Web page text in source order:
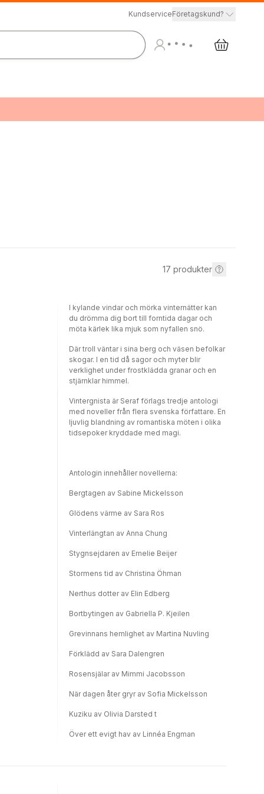
KundserviceFöretagskund?
17 produkter
I kylande vindar och mörka vinternätter kan
du drömma dig bort till forntida dagar och
möta kärlek lika mjuk som nyfallen snö.
Där troll väntar i sina berg och väsen befolkar
skogar. I en tid då sagor och myter blir
verklighet under frostklädda granar och en
stjärnklar himmel.
Vintergnista är Seraf förlags tredje antologi
med noveller från flera svenska författare. En
ljuvlig blandning av romantiska möten i olika
tidsepoker kryddade med magi.
Antologin innehåller novellerna:
Bergtagen av Sabine Mickelsson
Glödens värme av Sara Ros
Vinterlängtan av Anna Chung
Stygnsejdaren av Emelie Beijer
Stormens tid av Christina Öhman
Nerthus dotter av Elin Edberg
Bortbytingen av Gabriella P. Kjeilen
Grevinnans hemlighet av Martina Nuvling
Förklädd av Sara Dalengren
Rosensjälar av Mimmi Jacobsson
När dagen åter gryr av Sofia Mickelsson
Kuziku av Olivia Darsted t
Över ett evigt hav av Linnéa Engman